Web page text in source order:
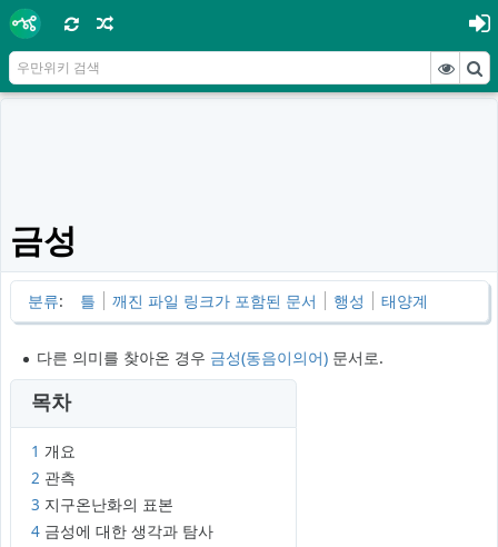
금성
분류: 틀 깨진 파일 링크가 포함된 문서 행성 태양계
다른 의미를 찾아온 경우 금성(동음이의어)문서로.
목차
1 개요
2 관측
3 지구온난화의 표본
4 금성에 대한 생각과 탐사